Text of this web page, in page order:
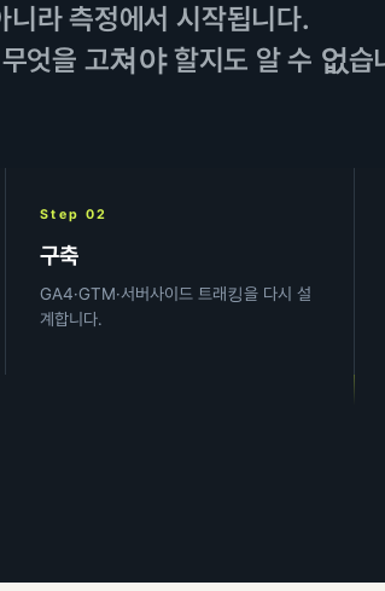
라 측정에서 시작됩니다.
엇을 고쳐야 할지도 알 수 없습
Step 02
구축
GA4·GTM·서버사이드 트래킹을 다시 설
계합니다.